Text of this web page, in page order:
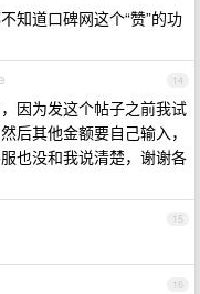
知道口碑网这个“赞”的功
14
因为发这个帖子之前我试
后其他金额要自己输入，
也没和我说清楚，谢谢各
15
16